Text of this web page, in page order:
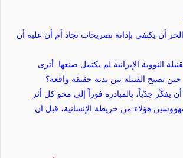
أن يكتفي بإدانة تصريحات نجاد أم أن عليه أن
النووية الإيرانية لم يكتمل صنعها. أترى
تصبح القنبلة بين يديه حقيقة واقعة؟
يفكّر جدّياً، بالمبادرة فوراً إلى محو كل أثر
هؤلاء من خريطة الإنسانية، قبل ان